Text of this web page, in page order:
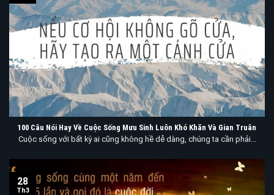
100 Câu Nói Hay Về Cuộc Sống Mưu Sinh Luôn Khó Khăn Và Gian Truân
Cuộc sống với bất kỳ ai cũng không hề dễ dàng, chúng ta cần phải...
28
Th3